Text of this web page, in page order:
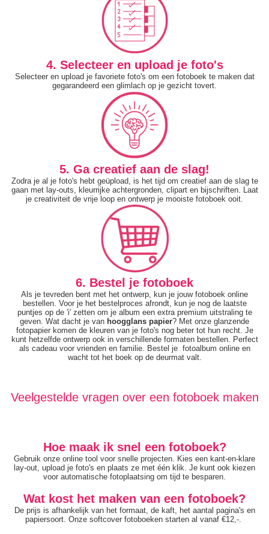
4. Selecteer en upload je foto's
Selecteer en upload je favoriete foto's om een fotoboek te maken dat
gegarandeerd een glimlach op je gezicht tovert.
5. Ga creatief aan de slag!
Zodra je al je foto's hebt geüpload, is het tijd om creatief aan de slag te
gaan met lay-outs, kleurrijke achtergronden, clipart en bijschriften. Laat
je creativiteit de vrije loop en ontwerp je mooiste fotoboek ooit.
6. Bestel je fotoboek
Als je tevreden bent met het ontwerp, kun je jouw fotoboek online
bestellen. Voor je het bestelproces afrondt, kun je nog de laatste
puntjes op de 'i' zetten om je album een extra premium uitstraling te
geven. Wat dacht je van hoogglans papier? Met onze glanzende
fotopapier komen de kleuren van je foto's nog beter tot hun recht. Je
kunt hetzelfde ontwerp ook in verschillende formaten bestellen. Perfect
als cadeau voor vrienden en familie. Bestel je fotoalbum online en
wacht tot het boek op de deurmat valt.
Veelgestelde vragen over een fotoboek maken
Hoe maak ik snel een fotoboek?
Gebruik onze online tool voor snelle projecten. Kies een kant-en-klare
lay-out, upload je foto's en plaats ze met één klik. Je kunt ook kiezen
voor automatische fotoplaatsing om tijd te besparen.
Wat kost het maken van een fotoboek?
De prijs is afhankelijk van het formaat, de kaft, het aantal pagina's en
papiersoort. Onze softcover fotoboeken starten al vanaf €12,-.